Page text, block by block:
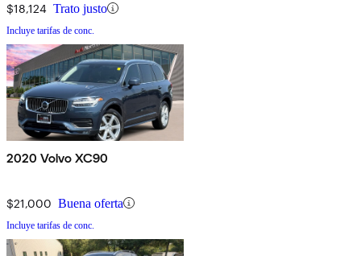
$18,124 Trato justo
Incluye tarifas de conc.
2020 Volvo XC90
$21,000 Buena oferta
Incluye tarifas de conc.